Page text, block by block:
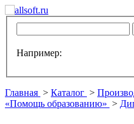
Например:
Главная > Каталог >
«Помощь образованию» >